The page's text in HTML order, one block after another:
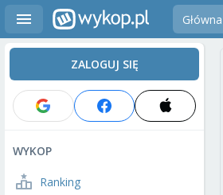
Główna
ZALOGUJ SIĘ
WYKOP
Ranking